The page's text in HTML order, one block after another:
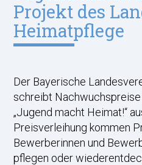
Projekt des
Heimatpflege
Der Bayerische
schreibt
„Jugend macht Heimat!“
Preisverleihung kommen
Bewerberinnen und
pflegen oder